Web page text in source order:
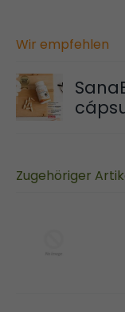
Wir empfehlen
Zugehöriger